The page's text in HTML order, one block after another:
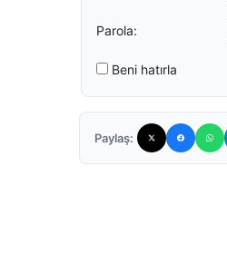
Parola:
Beni hatırla
Paylaş: